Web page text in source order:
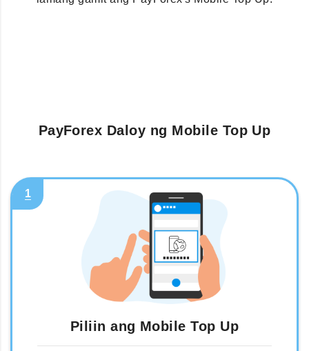
PayForex Daloy ng Mobile Top Up
1
Piliin ang Mobile Top Up